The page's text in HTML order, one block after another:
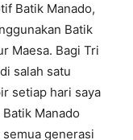
Batik Manado,
Batik
Maesa. Bagi Tri
salah satu
setiap hari saya
Manado
generasi